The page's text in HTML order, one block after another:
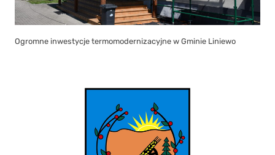
Ogromne inwestycje termomodernizacyjne w Gminie Liniewo